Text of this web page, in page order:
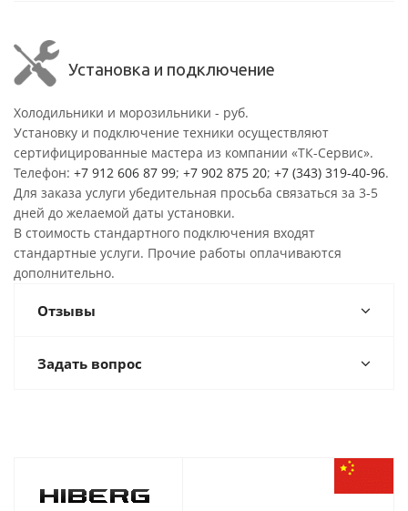
Установка и подключение
Холодильники и морозильники - руб.
Установку и подключение техники осуществляют
сертифицированные мастера из компании «ТК-Сервис».
Телефон: +7 912 606 87 99; +7 902 875 20; +7 (343) 319-40-96.
Для заказа услуги убедительная просьба связаться за 3-5
дней до желаемой даты установки.
В стоимость стандартного подключения входят
стандартные услуги. Прочие работы оплачиваются
дополнительно.
Отзывы
Задать вопрос